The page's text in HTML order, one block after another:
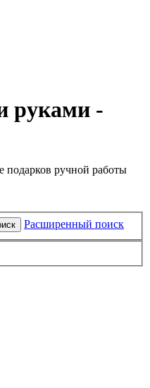
руками -
подарков ручной работы
Расширенный поиск